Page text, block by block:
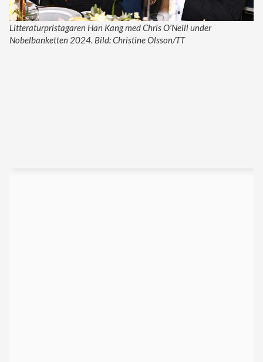
Litteraturpristagaren Han Kang med Chris O’Neill under
Nobelbanketten 2024. Bild: Christine Olsson/TT